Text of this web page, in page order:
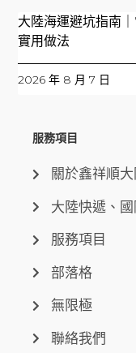
大陸海運避坑指南
實用做法
2026 年 8 月 7 日
服務項目
關於鑫祥順
大陸快遞、
服務項目
部落格
無限極
聯絡我們